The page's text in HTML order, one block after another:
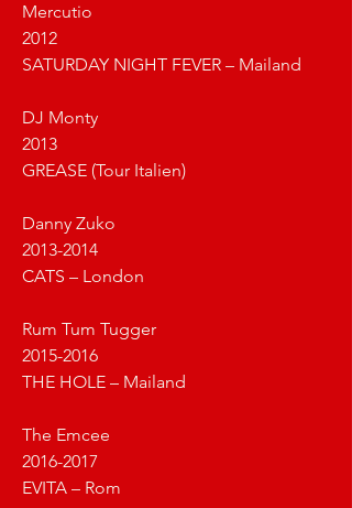
Mercutio
2012
SATURDAY NIGHT FEVER – Mailand
DJ Monty
2013
GREASE (Tour Italien)
Danny Zuko
2013-2014
CATS – London
Rum Tum Tugger
2015-2016
THE HOLE – Mailand
The Emcee
2016-2017
EVITA – Rom